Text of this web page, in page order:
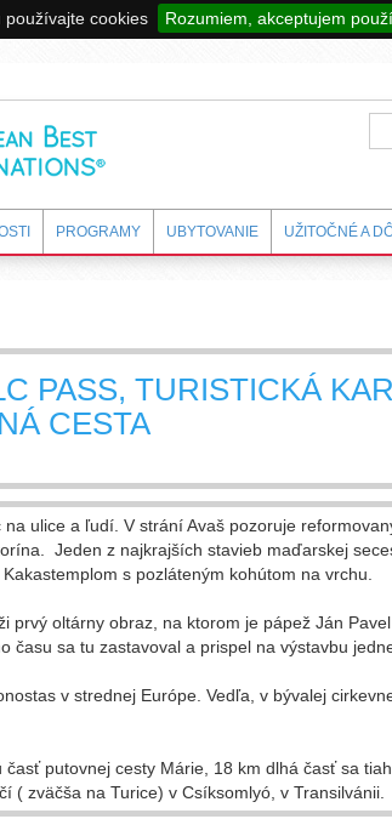
používajte cookies
Rozumiem, akceptujem
PROGRAMY UBYTOVANIE UŽITOČNÉ A
PASS, TURISTICKÁ
CESTA
ulice a ľudí. V strání Avaš pozoruje
Jeden z najkrajších stavieb maďarskej
s pozláteným kohútom na vrchu.
prvý oltárny obraz, na ktorom je pápež Ján
sa tu zastavoval a prispel na výstavbu
v strednej Európe. Vedľa, v bývalej
putovnej cesty Márie, 18 km dlhá časť sa
( zväčša na Turice) v Csíksomlyó, v Transilvánii.